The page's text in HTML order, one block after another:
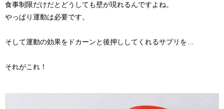
食事制限だけだとどうしても壁が現れるんですよね。
やっぱり運動は必要です。
そして運動の効果をドカーンと後押ししてくれるサプリを…
それがこれ！